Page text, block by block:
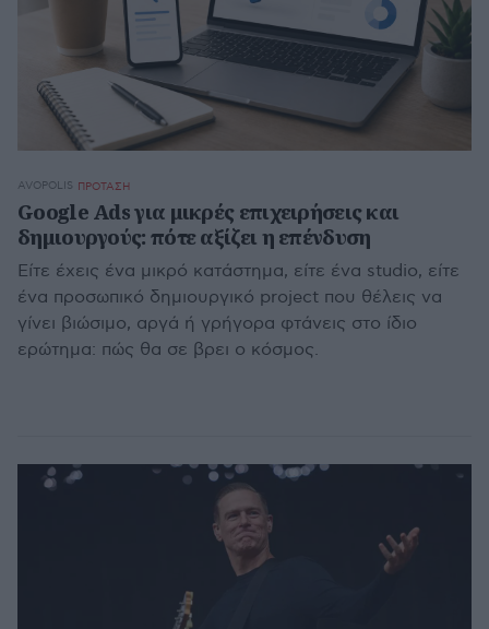
AVOPOLIS ΠΡΟΤΑΣΗ
Google Ads για μικρές επιχειρήσεις και
δημιουργούς: πότε αξίζει η επένδυση
Είτε έχεις ένα μικρό κατάστημα, είτε ένα studio, είτε
ένα προσωπικό δημιουργικό project που θέλεις να
γίνει βιώσιμο, αργά ή γρήγορα φτάνεις στο ίδιο
ερώτημα: πώς θα σε βρει ο κόσμος.